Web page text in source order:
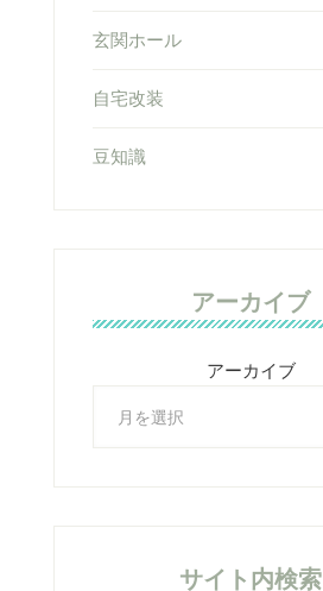
玄関ホール
自宅改装
豆知識
アーカイブ
アーカイブ
サイト内検索